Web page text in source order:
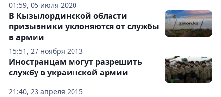
01:59, 05 июля 2020
15:51, 27 ноября 2013
В Кызылординской области
призывники уклоняются от службы
в армии
21:40, 23 апреля 2015
Иностранцам могут разрешить
службу в украинской армии